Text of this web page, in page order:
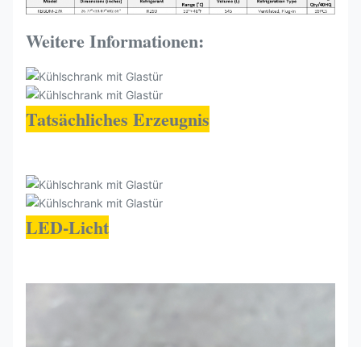
Weitere Informationen:
Tatsächliches Erzeugnis
LED-Licht